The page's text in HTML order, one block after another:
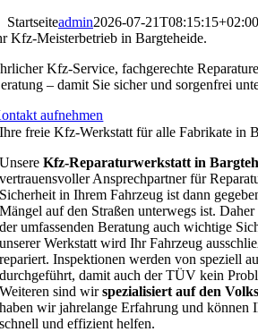
Startseiteadmin2026-07-21T08:15:15+02:00
Kfz-Meisterbetrieb in Bargteheide.
Kfz-Service, fachgerechte
– damit Sie sicher und sorgenfrei
aufnehmen
Ihre freie Kfz-Werkstatt für alle Fabrikate in
UnsereKfz-Reparaturwerkstatt in
vertrauensvoller Ansprechpartner für
Sicherheit in Ihrem Fahrzeug ist dann
Mängel auf den Straßen unterwegs ist.
der umfassenden Beratung auch wichtige
unserer Werkstatt wird Ihr Fahrzeug
repariert. Inspektionen werden von speziell
durchgeführt, damit auch der TÜV kein
Weiteren sind wirspezialisiert auf den
haben wir jahrelange Erfahrung und können
schnell und effizient helfen.